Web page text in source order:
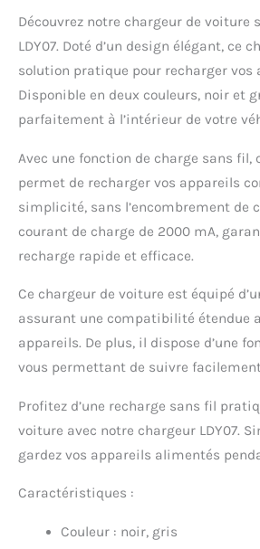
Découvrez notre chargeur de voiture
LDY07. Doté d’un design élégant, ce
solution pratique pour recharger vos
Disponible en deux couleurs, noir et
parfaitement à l’intérieur de votre
Avec une fonction de charge sans fil,
permet de recharger vos appareils
simplicité, sans l’encombrement de
courant de charge de 2000 mA,
recharge rapide et efficace.
Ce chargeur de voiture est équipé
assurant une compatibilité étendue
appareils. De plus, il dispose d’une
vous permettant de suivre
Profitez d’une recharge sans fil
voiture avec notre chargeur LDY07.
gardez vos appareils alimentés
Caractéristiques :
Couleur : noir, gris